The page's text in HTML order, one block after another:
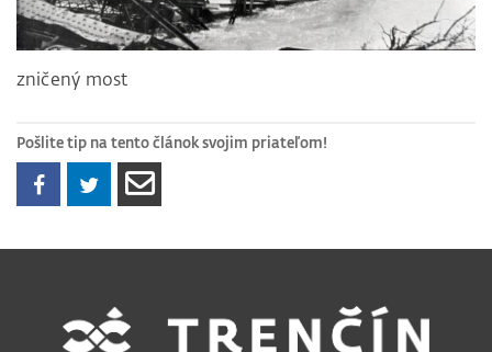
zničený most
Pošlite tip na tento článok svojim priateľom!